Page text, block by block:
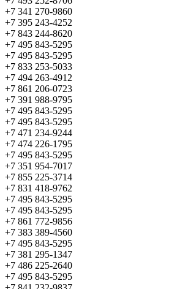
+7 341 270-9860
+7 395 243-4252
+7 843 244-8620
+7 495 843-5295
+7 495 843-5295
+7 833 253-5033
+7 494 263-4912
+7 861 206-0723
+7 391 988-9795
+7 495 843-5295
+7 495 843-5295
+7 471 234-9244
+7 474 226-1795
+7 495 843-5295
+7 351 954-7017
+7 855 225-3714
+7 831 418-9762
+7 495 843-5295
+7 495 843-5295
+7 861 772-9856
+7 383 389-4560
+7 495 843-5295
+7 381 295-1347
+7 486 225-2640
+7 495 843-5295